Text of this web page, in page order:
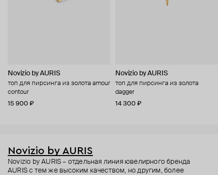
Novizio by AURIS
топ для пирсинга из золота amour
contour
15 900 ₽
Novizio by AURIS
топ для пирсинга из золота
dagger
14 300 ₽
Novizio by AURIS
Novizio by AURIS – отдельная линия ювелирного бренда
AURIS с тем же высоким качеством, но другим, более